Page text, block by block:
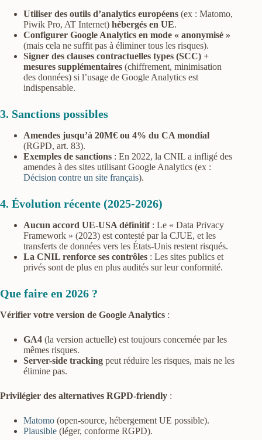
Utiliser des outils d’analytics européens (ex : Matomo,
Piwik Pro, AT Internet) hébergés en UE.
Configurer Google Analytics en mode « anonymisé »
(mais cela ne suffit pas à éliminer tous les risques).
Signer des clauses contractuelles types (SCC) +
mesures supplémentaires (chiffrement, minimisation
des données) si l’usage de Google Analytics est
indispensable.
3. Sanctions possibles
Amendes jusqu’à 20M€ ou 4% du CA mondial
(RGPD, art. 83).
Exemples de sanctions : En 2022, la CNIL a infligé des
amendes à des sites utilisant Google Analytics (ex :
Décision contre un site français).
4. Évolution récente (2025-2026)
Aucun accord UE-USA définitif: Le « Data Privacy
Framework » (2023) est contesté par la CJUE, et les
transferts de données vers les États-Unis restent risqués.
La CNIL renforce ses contrôles : Les sites publics et
privés sont de plus en plus audités sur leur conformité.
Que faire en 2026 ?
Vérifier votre version de Google Analytics :
GA4 (la version actuelle) est toujours concernée par les
mêmes risques.
Server-side tracking peut réduire les risques, mais ne les
élimine pas.
Privilégier des alternatives RGPD-friendly :
Matomo (open-source, hébergement UE possible).
Plausible (léger, conforme RGPD).